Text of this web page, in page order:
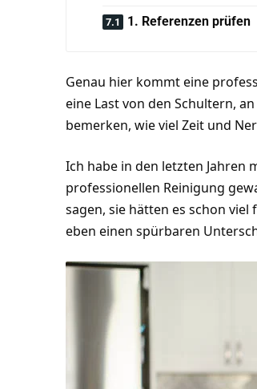
1. Referenzen prüfen
Genau hier kommt eine
eine Last von den Schultern,
bemerken, wie viel Zeit und
Ich habe in den letzten Jahren
professionellen Reinigung
sagen, sie hätten es schon
eben einen spürbaren